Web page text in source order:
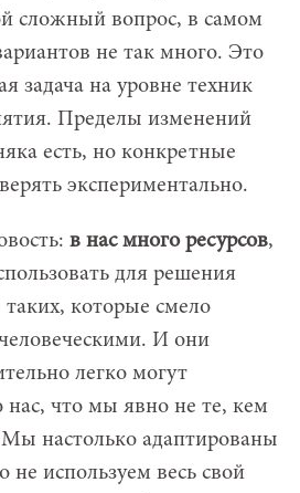
сложный вопрос, в самом
не так много. Это
задача на уровне техник
Пределы изменений
есть, но конкретные
экспериментально.
в нас много ресурсов,
для решения
которые смело
И они
легко могут
нас, что мы явно не те, кем
настолько адаптированы
не используем весь свой